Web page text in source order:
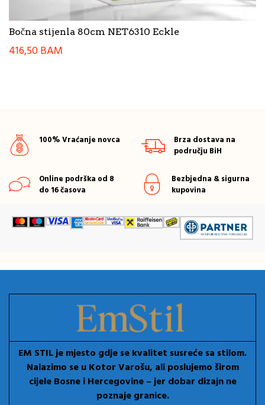
Bočna stijenla 80cm NET6310 Eckle
416,50BAM
100% Vraćanje novca
Brza dostava na
području BiH
Online podrška od 8
do 16 časova
Bezbjedna & sigurna
kupovina
EM STIL je mjesto gdje se kvalitet susreće sa stilom.
Nalazimo se u Kotor Varošu, ali poslujemo širom
cijele Bosne i Hercegovine – jer dobar dizajn ne
poznaje granice.